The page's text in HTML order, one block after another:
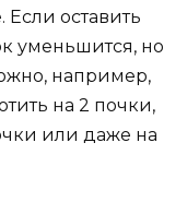
Если оставить
уменьшится, но
например,
на 2 почки,
или даже на